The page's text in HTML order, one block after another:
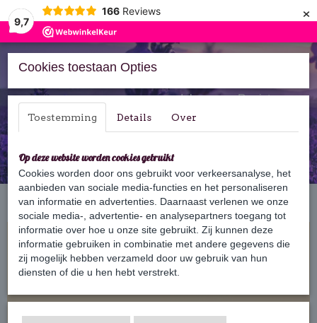
9,7
166 Reviews ×
Inloggen Registreren
Home › Bars › Body Bars › Body Bar Lavendel
Cookies toestaan Opties
Toestemming Details Over
Op deze website worden cookies gebruikt
Cookies worden door ons gebruikt voor verkeersanalyse, het
aanbieden van sociale media-functies en het personaliseren
van informatie en advertenties. Daarnaast verlenen we onze
sociale media-, advertentie- en analysepartners toegang tot
informatie over hoe u onze site gebruikt. Zij kunnen deze
informatie gebruiken in combinatie met andere gegevens die
zij mogelijk hebben verzameld door uw gebruik van hun
diensten of die u hen hebt verstrekt.